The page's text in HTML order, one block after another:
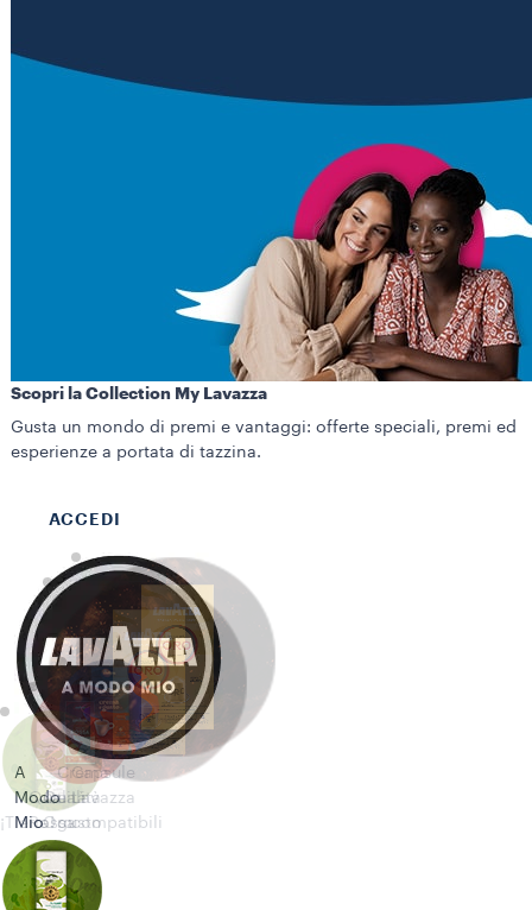
Scopri la Collection My Lavazza
Gusta un mondo di premi e vantaggi: offerte speciali, premi ed
esperienze a portata di tazzina.
ACCEDI
¡Tierra!
A
Modo
Mio
Qualità
Rossa
Qualità
Oro
Crema
e
gusto
Capsule
Lavazza
compatibili